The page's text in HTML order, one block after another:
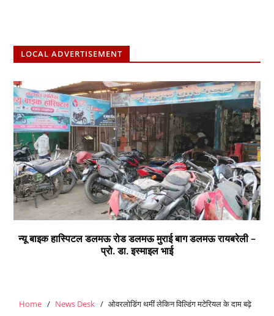
LOCAL ADVERTISEMENT
न्यू बाइक हास्पिटल डलमऊ रोड डलमऊ मुराई बाग डलमऊ रायबरेली –
प्रो. डा. इस्माइल भाई
Home News Desk ओवरलोडिंग थमीं लेकिन विल्डिंग मटेरियल के दाम बढ़े